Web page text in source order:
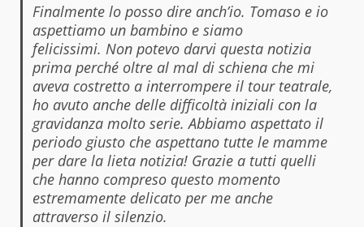
Finalmente lo posso dire anch’io. Tomaso e io
aspettiamo un bambino e siamo
felicissimi. Non potevo darvi questa notizia
prima perché oltre al mal di schiena che mi
aveva costretto a interrompere il tour teatrale,
ho avuto anche delle difficoltà iniziali con la
gravidanza molto serie. Abbiamo aspettato il
periodo giusto che aspettano tutte le mamme
per dare la lieta notizia! Grazie a tutti quelli
che hanno compreso questo momento
estremamente delicato per me anche
attraverso il silenzio.